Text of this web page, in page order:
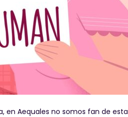
en Aequales no somos fan de esta